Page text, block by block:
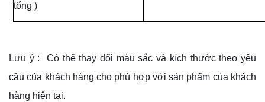
tổng )
Lưu ý: Có thể thay đổi màu sắc và kích thước theo yêu
cầu của khách hàng cho phù hợp với sản phẩm của khách
hàng hiện tại.